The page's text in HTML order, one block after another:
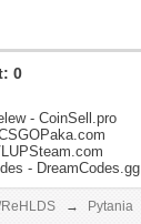
0
- CoinSell.pro
- DreamCodes.gg
→ Pytania